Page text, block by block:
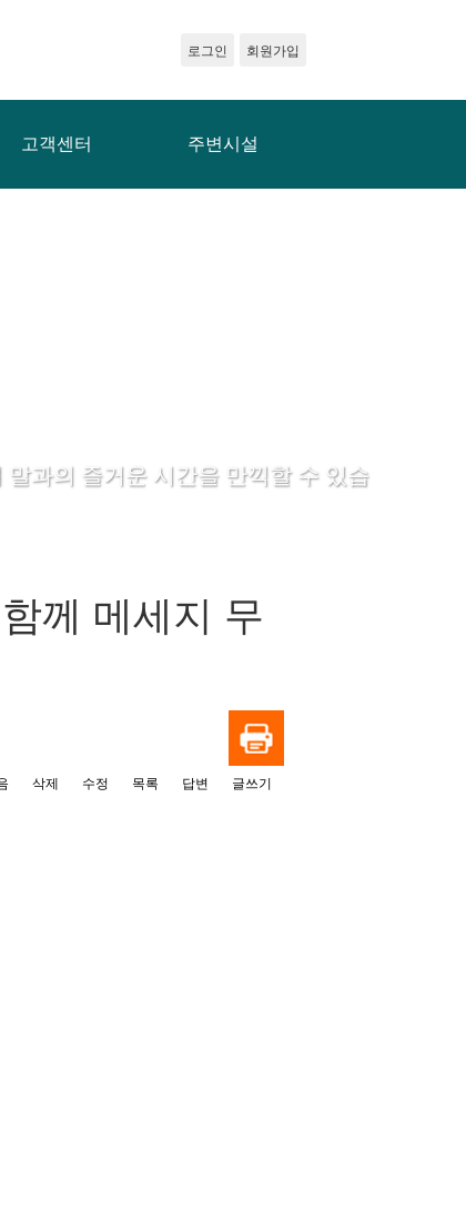
로그인 회원가입
고객센터 주변시설
과의 즐거운 시간을 만끽할 수 있습
께 메세지 무
삭제 수정 목록 답변 글쓰기